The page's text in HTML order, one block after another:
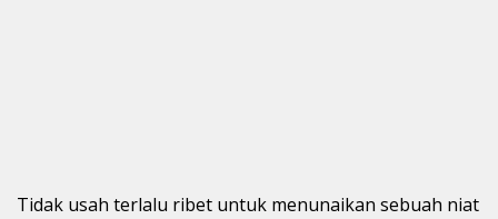
Tidak usah terlalu ribet untuk menunaikan sebuah niat